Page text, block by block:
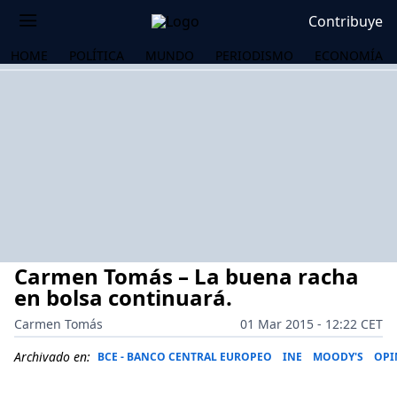
Contribuye
HOME POLÍTICA MUNDO PERIODISMO ECONOMÍA
Carmen Tomás – La buena racha
en bolsa continuará.
Carmen Tomás
01 Mar 2015 - 12:22 CET
Archivado en: BCE - BANCO CENTRAL EUROPEO INE MOODY'S